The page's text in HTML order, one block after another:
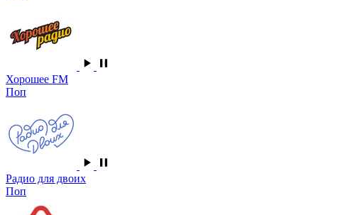
Хорошее FM
Поп
Радио для двоих
Поп